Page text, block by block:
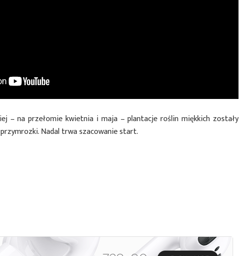
– na przełomie kwietnia i maja – plantacje roślin miękkich zostały
Nadal trwa szacowanie start.